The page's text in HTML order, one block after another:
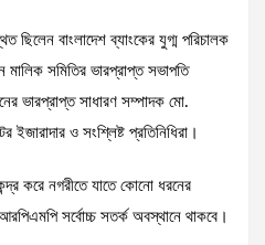
ছিলেন বাংলাদেশ ব্যাংকের যুগ্ম পরিচালক
সমিতির ভারপ্রাপ্ত সভাপতি
ভারপ্রাপ্ত সাধারণ সম্পাদক মো.
ইজারাদার ও সংশ্লিষ্ট প্রতিনিধিরা।
করে নগরীতে যাতে কোনো ধরনের
সর্বোচ্চ সতর্ক অবস্থানে থাকবে।